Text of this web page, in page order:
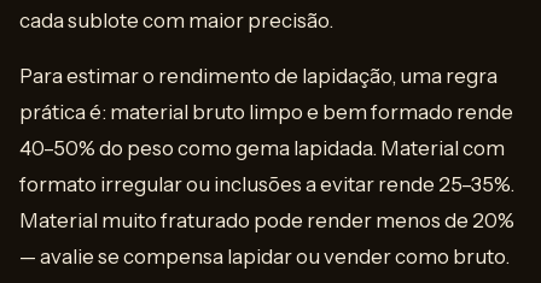
cada sublote com maior precisão.
Para estimar o rendimento de lapidação, uma regra
prática é: material bruto limpo e bem formado rende
40–50% do peso como gema lapidada. Material com
formato irregular ou inclusões a evitar rende 25–35%.
Material muito fraturado pode render menos de 20%
— avalie se compensa lapidar ou vender como bruto.